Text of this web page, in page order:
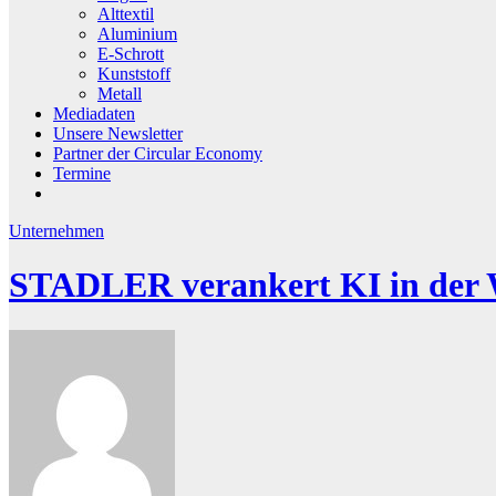
Alttextil
Aluminium
E-Schrott
Kunststoff
Metall
Mediadaten
Unsere Newsletter
Partner der Circular Economy
Termine
Unternehmen
STADLER verankert KI in der